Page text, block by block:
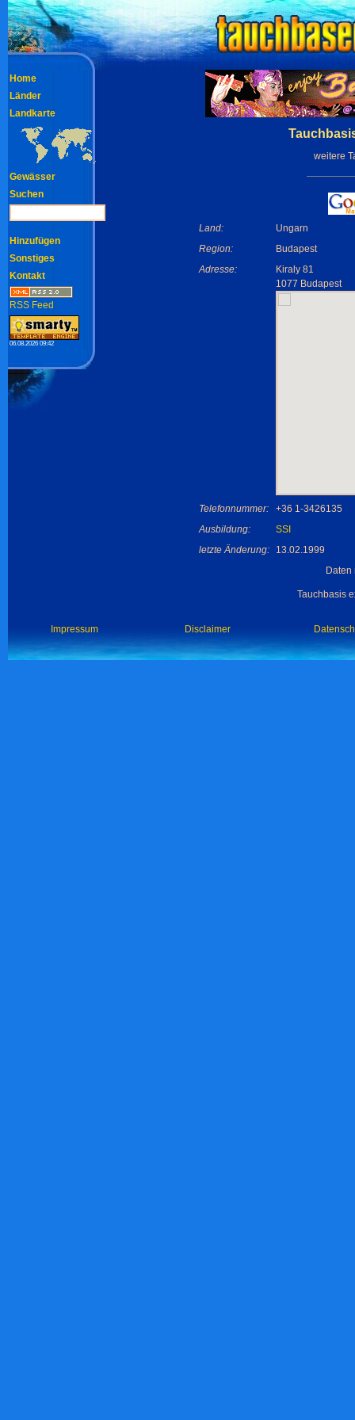
weitere
Land:
Ungarn
Region:
Budapest
Adresse:
Kiraly 81
1077 Budapest
Telefonnummer:
+36 1-3426135
Ausbildung:
SSI
letzte Änderung:
13.02.1999
Tauchbasis
Home
Länder
Landkarte
Gewässer
Suchen
Hinzufügen
Sonstiges
Kontakt
RSS Feed
06.08.2026 09:42
Impressum Disclaimer